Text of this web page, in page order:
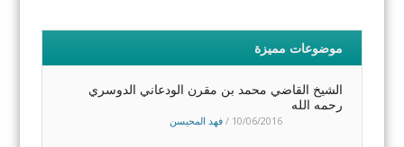
موضوعات مميزة
الشيخ القاضي محمد بن مقرن الودعاني الدوسري
رحمه الله
10/06/2016
/ فهد المحيسن